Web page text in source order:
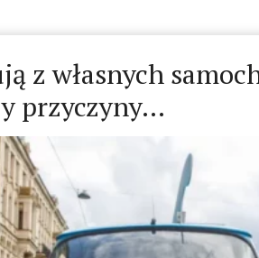
z własnych
przyczyny…